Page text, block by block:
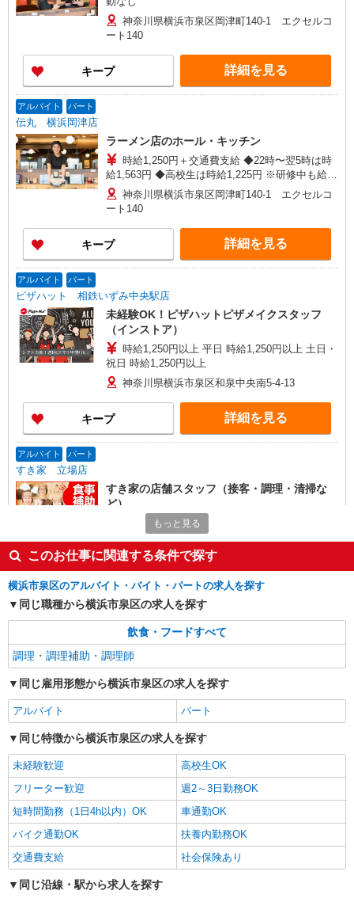
神奈川県横浜市泉区岡津町140-1 エクセルコ
ート140
キープ 詳細を見る
アルバイト パート
伝丸 横浜岡津店
ラーメン店のホール・キッチン
時給1,250円＋交通費支給 ◆22時〜翌5時は時
給1,563円 ◆高校生は時給1,225円 ※研修中も給与
の変動なし
神奈川県横浜市泉区岡津町140-1 エクセルコ
ート140
キープ 詳細を見る
アルバイト パート
ピザハット 相鉄いずみ中央駅店
未経験OK！ピザハットピザメイクスタッフ
（インストア）
時給1,250円以上 平日 時給1,250円以上 土日・
祝日 時給1,250円以上
神奈川県横浜市泉区和泉中央南5-4-13
キープ 詳細を見る
アルバイト パート
すき家 立場店
すき家の店舗スタッフ（接客・調理・清掃な
ど）
時給1,225円 ※22:00〜翌5:00：時給1,532円 ※
高校生時給1,225円 ※早朝手当（5:00〜9:00）時給
＋150円神奈川県横浜市泉区中田西1-1-41
キープ 詳細を見る
すき家 立場店
すき家の店舗スタッフ（接客・調理・清掃な
ど）
時給1,532円
神奈川県横浜市泉区中田西1-1-41
キープ 詳細を見る
アルバイト パート
すき家 環状4号泉区和泉店
すき家の店舗スタッフ（接客・調理・清掃な
時給1,250円 ※22:00〜翌5:00：時給1,563円 ※
高校生時給1,225円 ※早朝手当（5:00〜9:00）時給
＋150円
神奈川県横浜市泉区下和泉1-4-3
もっと見る
このお仕事に関連する条件で探す
横浜市泉区のアルバイト・バイト・パートの求人を探す
同じ職種から横浜市泉区の求人を探す
飲食・フードすべて
調理・調理補助・調理師
同じ雇用形態から横浜市泉区の求人を探す
アルバイト パート
同じ特徴から横浜市泉区の求人を探す
未経験歓迎
高校生OK
フリーター歓迎
週2～3日勤務OK
短時間勤務（1日4h以内）OK
車通勤OK
バイク通勤OK
扶養内勤務OK
交通費支給
社会保険あり
同じ沿線・駅から求人を探す